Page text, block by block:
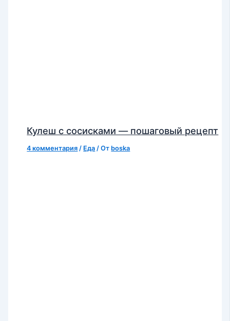
Кулеш с сосисками — пошаговый рецепт
4 комментария / Еда / От boska